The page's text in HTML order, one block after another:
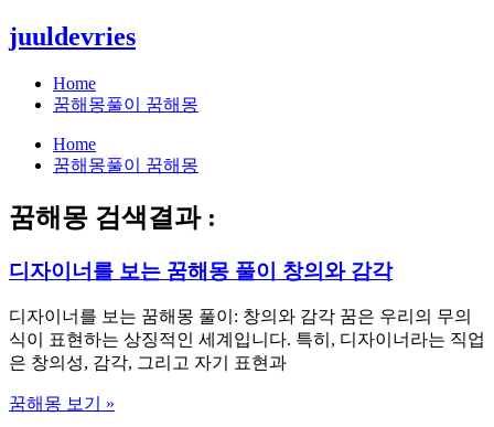
콘
텐
juuldevries
Home
꿈해몽풀이 꿈해몽
Home
꿈해몽풀이 꿈해몽
꿈해몽 검색결과 :
디자이너를 보는 꿈해몽 풀이 창의와 감각
디자이너를 보는 꿈해몽 풀이: 창의와 감각 꿈은 우리의 무의
식이 표현하는 상징적인 세계입니다. 특히, 디자이너라는 직업
은 창의성, 감각, 그리고 자기 표현과
꿈해몽 보기 »